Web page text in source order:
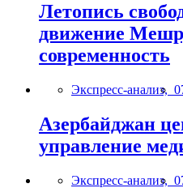
Летопись
движение
современность
Экспресс-анализ,
Азербайджан
управление
Экспресс-анализ,